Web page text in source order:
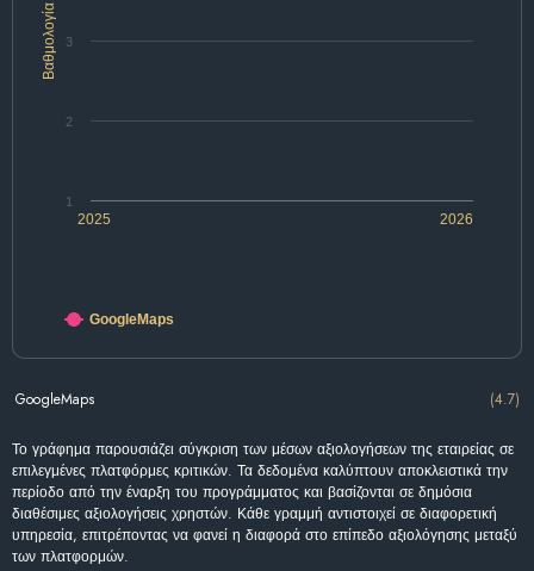
Βαθμολογία
2025 2026
1
2
3
GoogleMaps
GoogleMaps (4.7)
Το γράφημα παρουσιάζει σύγκριση των μέσων αξιολογήσεων της εταιρείας σε
επιλεγμένες πλατφόρμες κριτικών. Τα δεδομένα καλύπτουν αποκλειστικά την
περίοδο από την έναρξη του προγράμματος και βασίζονται σε δημόσια
διαθέσιμες αξιολογήσεις χρηστών. Κάθε γραμμή αντιστοιχεί σε διαφορετική
υπηρεσία, επιτρέποντας να φανεί η διαφορά στο επίπεδο αξιολόγησης μεταξύ
των πλατφορμών.